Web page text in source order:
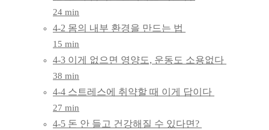
24 min
4-2 몸의 내부 환경을 만드는 법
15 min
4-3 이게 없으면 영양도, 운동도 소용없다
38 min
4-4 스트레스에 취약할 때 이게 답이다
27 min
4-5 돈 안 들고 건강해질 수 있다면?